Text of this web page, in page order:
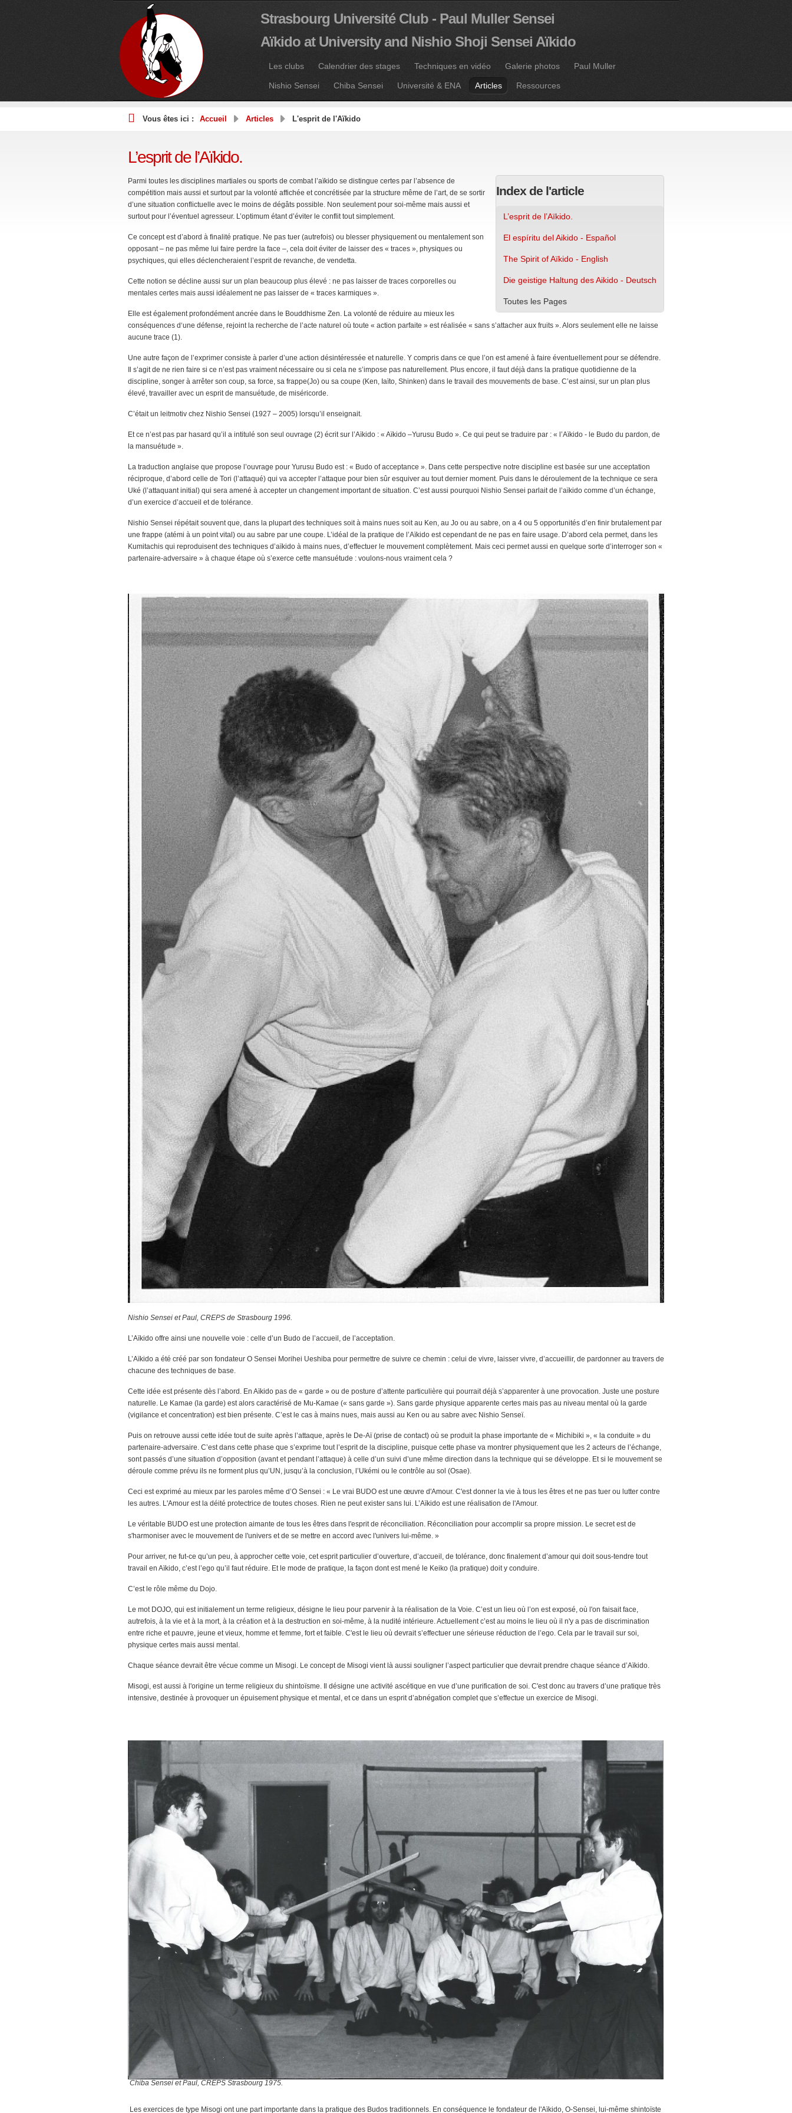
Strasbourg Université Club - Paul Muller Sensei
Aïkido at University and Nishio Shoji Sensei Aïkido
Les clubs Calendrier des stages Techniques en vidéo Galerie photos Paul Muller
Nishio Sensei Chiba Sensei Université & ENA Articles Ressources
Vous êtes ici : Accueil Articles L'esprit de l'Aïkido
L’esprit de l’Aïkido.
Index de l'article
L’esprit de l’Aïkido.
El espíritu del Aikido - Español
The Spirit of Aïkido - English
Die geistige Haltung des Aikido - Deutsch
Toutes les Pages
Parmi toutes les disciplines martiales ou sports de combat l’aïkido se distingue certes par l’absence de
compétition mais aussi et surtout par la volonté affichée et concrétisée par la structure même de l’art, de se sortir
d’une situation conflictuelle avec le moins de dégâts possible. Non seulement pour soi-même mais aussi et
surtout pour l’éventuel agresseur. L’optimum étant d’éviter le conflit tout simplement.
Ce concept est d’abord à finalité pratique. Ne pas tuer (autrefois) ou blesser physiquement ou mentalement son
opposant – ne pas même lui faire perdre la face –, cela doit éviter de laisser des « traces », physiques ou
psychiques, qui elles déclencheraient l’esprit de revanche, de vendetta.
Cette notion se décline aussi sur un plan beaucoup plus élevé : ne pas laisser de traces corporelles ou
mentales certes mais aussi idéalement ne pas laisser de « traces karmiques ».
Elle est également profondément ancrée dans le Bouddhisme Zen. La volonté de réduire au mieux les
conséquences d‘une défense, rejoint la recherche de l’acte naturel où toute « action parfaite » est réalisée « sans s’attacher aux fruits ». Alors seulement elle ne laisse
aucune trace (1).
Une autre façon de l’exprimer consiste à parler d’une action désintéressée et naturelle. Y compris dans ce que l’on est amené à faire éventuellement pour se défendre.
Il s’agit de ne rien faire si ce n’est pas vraiment nécessaire ou si cela ne s’impose pas naturellement. Plus encore, il faut déjà dans la pratique quotidienne de la
discipline, songer à arrêter son coup, sa force, sa frappe(Jo) ou sa coupe (Ken, Iaïto, Shinken) dans le travail des mouvements de base. C’est ainsi, sur un plan plus
élevé, travailler avec un esprit de mansuétude, de miséricorde.
C’était un leitmotiv chez Nishio Sensei (1927 – 2005) lorsqu’il enseignait.
Et ce n’est pas par hasard qu’il a intitulé son seul ouvrage (2) écrit sur l’Aïkido : « Aïkido –Yurusu Budo ». Ce qui peut se traduire par : « l’Aïkido - le Budo du pardon, de
la mansuétude ».
La traduction anglaise que propose l’ouvrage pour Yurusu Budo est : « Budo of acceptance ». Dans cette perspective notre discipline est basée sur une acceptation
réciproque, d’abord celle de Tori (l’attaqué) qui va accepter l’attaque pour bien sûr esquiver au tout dernier moment. Puis dans le déroulement de la technique ce sera
Uké (l’attaquant initial) qui sera amené à accepter un changement important de situation. C’est aussi pourquoi Nishio Sensei parlait de l’aïkido comme d’un échange,
d’un exercice d’accueil et de tolérance.
Nishio Sensei répétait souvent que, dans la plupart des techniques soit à mains nues soit au Ken, au Jo ou au sabre, on a 4 ou 5 opportunités d’en finir brutalement par
une frappe (atémi à un point vital) ou au sabre par une coupe. L’idéal de la pratique de l’Aïkido est cependant de ne pas en faire usage. D’abord cela permet, dans les
Kumitachis qui reproduisent des techniques d’aïkido à mains nues, d’effectuer le mouvement complètement. Mais ceci permet aussi en quelque sorte d’interroger son «
partenaire-adversaire » à chaque étape où s’exerce cette mansuétude : voulons-nous vraiment cela ?
Nishio Sensei et Paul, CREPS de Strasbourg 1996.
L’Aïkido offre ainsi une nouvelle voie : celle d’un Budo de l’accueil, de l’acceptation.
L’Aïkido a été créé par son fondateur O Sensei Morihei Ueshiba pour permettre de suivre ce chemin : celui de vivre, laisser vivre, d’accueillir, de pardonner au travers de
chacune des techniques de base.
Cette idée est présente dès l’abord. En Aïkido pas de « garde » ou de posture d’attente particulière qui pourrait déjà s’apparenter à une provocation. Juste une posture
naturelle. Le Kamae (la garde) est alors caractérisé de Mu-Kamae (« sans garde »). Sans garde physique apparente certes mais pas au niveau mental où la garde
(vigilance et concentration) est bien présente. C’est le cas à mains nues, mais aussi au Ken ou au sabre avec Nishio Senseï.
Puis on retrouve aussi cette idée tout de suite après l’attaque, après le De-Aï (prise de contact) où se produit la phase importante de « Michibiki », « la conduite » du
partenaire-adversaire. C’est dans cette phase que s’exprime tout l’esprit de la discipline, puisque cette phase va montrer physiquement que les 2 acteurs de l’échange,
sont passés d’une situation d’opposition (avant et pendant l’attaque) à celle d’un suivi d’une même direction dans la technique qui se développe. Et si le mouvement se
déroule comme prévu ils ne forment plus qu’UN, jusqu’à la conclusion, l’Ukémi ou le contrôle au sol (Osae).
Ceci est exprimé au mieux par les paroles même d’O Sensei : « Le vrai BUDO est une œuvre d'Amour. C'est donner la vie à tous les êtres et ne pas tuer ou lutter contre
les autres. L'Amour est la déité protectrice de toutes choses. Rien ne peut exister sans lui. L’Aïkido est une réalisation de l'Amour.
Le véritable BUDO est une protection aimante de tous les êtres dans l'esprit de réconciliation. Réconciliation pour accomplir sa propre mission. Le secret est de
s'harmoniser avec le mouvement de l'univers et de se mettre en accord avec l'univers lui-même. »
Pour arriver, ne fut-ce qu’un peu, à approcher cette voie, cet esprit particulier d’ouverture, d’accueil, de tolérance, donc finalement d’amour qui doit sous-tendre tout
travail en Aïkido, c’est l’ego qu’il faut réduire. Et le mode de pratique, la façon dont est mené le Keiko (la pratique) doit y conduire.
C’est le rôle même du Dojo.
Le mot DOJO, qui est initialement un terme religieux, désigne le lieu pour parvenir à la réalisation de la Voie. C’est un lieu où l’on est exposé, où l'on faisait face,
autrefois, à la vie et à la mort, à la création et à la destruction en soi-même, à la nudité intérieure. Actuellement c’est au moins le lieu où il n'y a pas de discrimination
entre riche et pauvre, jeune et vieux, homme et femme, fort et faible. C'est le lieu où devrait s’effectuer une sérieuse réduction de l’ego. Cela par le travail sur soi,
physique certes mais aussi mental.
Chaque séance devrait être vécue comme un Misogi. Le concept de Misogi vient là aussi souligner l’aspect particulier que devrait prendre chaque séance d’Aïkido.
Misogi, est aussi à l'origine un terme religieux du shintoïsme. Il désigne une activité ascétique en vue d’une purification de soi. C'est donc au travers d’une pratique très
intensive, destinée à provoquer un épuisement physique et mental, et ce dans un esprit d’abnégation complet que s’effectue un exercice de Misogi.
Chiba Sensei et Paul, CREPS Strasbourg 1975.
Les exercices de type Misogi ont une part importante dans la pratique des Budos traditionnels. En conséquence le fondateur de l'Aïkido, O-Sensei, lui-même shintoïste